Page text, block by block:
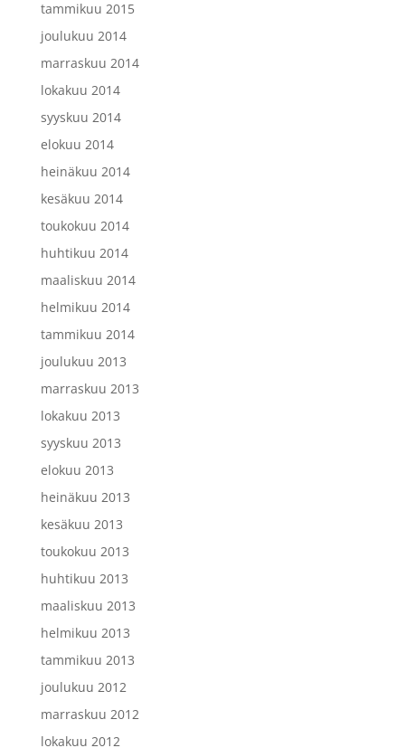
tammikuu 2015
joulukuu 2014
marraskuu 2014
lokakuu 2014
syyskuu 2014
elokuu 2014
heinäkuu 2014
kesäkuu 2014
toukokuu 2014
huhtikuu 2014
maaliskuu 2014
helmikuu 2014
tammikuu 2014
joulukuu 2013
marraskuu 2013
lokakuu 2013
syyskuu 2013
elokuu 2013
heinäkuu 2013
kesäkuu 2013
toukokuu 2013
huhtikuu 2013
maaliskuu 2013
helmikuu 2013
tammikuu 2013
joulukuu 2012
marraskuu 2012
lokakuu 2012